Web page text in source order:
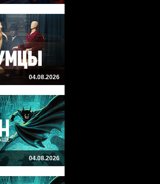
04.08.2026
04.08.2026